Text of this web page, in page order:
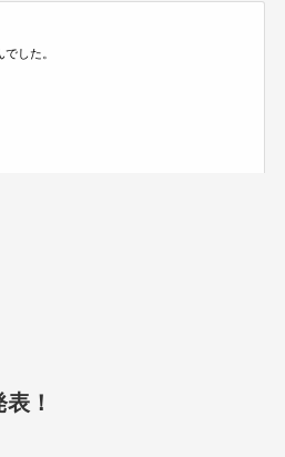
！